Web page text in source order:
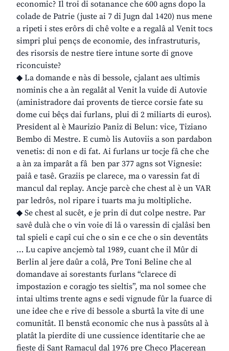
economic? Il troi di sotanance che 600 agns dopo la
colade de Patrie (juste ai 7 di Jugn dal 1420) nus mene
a ripeti i stes erôrs di chê volte e a regalâ al Venit tocs
simpri plui pençs de economie, des infrastruturis,
des risorsis de nestre tiere intune sorte di gnove
riconcuiste?
◆ La domande e nàs di bessole, cjalant aes ultimis
nominis che a àn regalât al Venit la vuide di Autovie
(aministradore dai provents de tierce corsie fate su
dome cui bêçs dai furlans, plui di 2 miliarts di euros).
President al è Maurizio Paniz di Belun: vice, Tiziano
Bembo di Mestre. E cumò lis Autoviis a son pardabon
venetis: di non e di fat. Ai furlans ur tocje fâ che che
a àn za imparât a fâ ben par 377 agns sot Vignesie:
paiâ e tasê. Graziis pe clarece, ma o varessin fat di
mancul dal replay. Ancje parcè che chest al è un VAR
par ledrôs, nol ripare i tuarts ma ju moltipliche.
◆ Se chest al sucêt, e je prin di dut colpe nestre. Par
savê dulà che o vin voie di lâ o varessin di cjalâsi ben
tal spieli e capî cui che o sin e ce che o sin deventâts
… Lu capive ancjemò tal 1989, cuant che il Mûr di
Berlin al jere daûr a colâ, Pre Toni Beline che al
domandave ai sorestants furlans “clarece di
impostazion e coragjo tes sieltis”, ma nol somee che
intai ultims trente agns e sedi vignude fûr la fuarce di
une idee che e rive di bessole a sburtâ la vite di une
comunitât. Il benstâ economic che nus à passûts al à
platât la pierdite di une cussience identitarie che ae
fieste di Sant Ramacul dal 1976 pre Checo Placerean